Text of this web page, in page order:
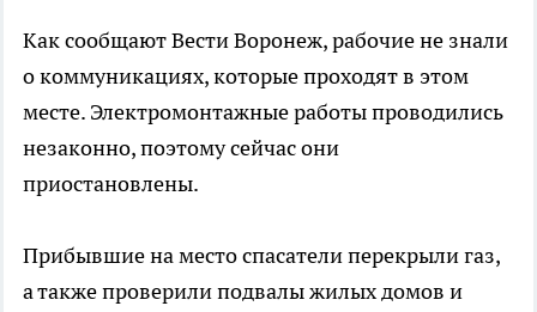
Как сообщают Вести Воронеж, рабочие не знали
о коммуникациях, которые проходят в этом
месте. Электромонтажные работы проводились
незаконно, поэтому сейчас они
приостановлены.
Прибывшие на место спасатели перекрыли газ,
а также проверили подвалы жилых домов и